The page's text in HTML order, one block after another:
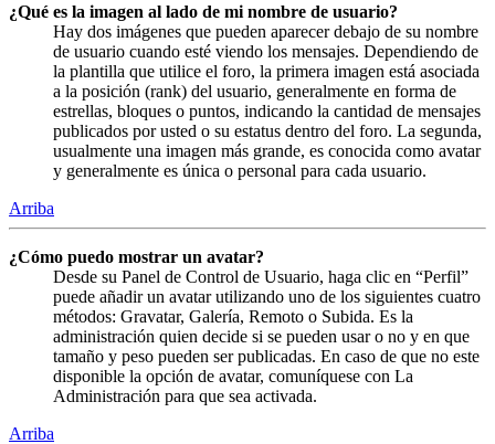
¿Qué es la imagen al lado de mi nombre de usuario?
Hay dos imágenes que pueden aparecer debajo de su nombre
de usuario cuando esté viendo los mensajes. Dependiendo de
la plantilla que utilice el foro, la primera imagen está asociada
a la posición (rank) del usuario, generalmente en forma de
estrellas, bloques o puntos, indicando la cantidad de mensajes
publicados por usted o su estatus dentro del foro. La segunda,
usualmente una imagen más grande, es conocida como avatar
y generalmente es única o personal para cada usuario.
Arriba
¿Cómo puedo mostrar un avatar?
Desde su Panel de Control de Usuario, haga clic en “Perfil”
puede añadir un avatar utilizando uno de los siguientes cuatro
métodos: Gravatar, Galería, Remoto o Subida. Es la
administración quien decide si se pueden usar o no y en que
tamaño y peso pueden ser publicadas. En caso de que no este
disponible la opción de avatar, comuníquese con La
Administración para que sea activada.
Arriba